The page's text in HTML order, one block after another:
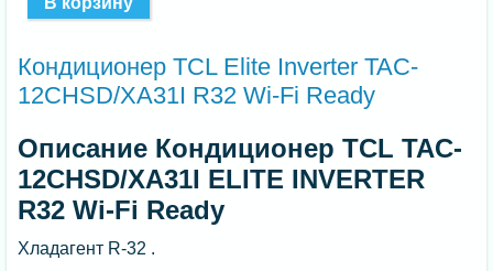
Кондиционер TCL Elite Inverter TAC-
12CHSD/XA31I R32 Wi-Fi Ready
Описание Кондиционер TCL TAC-
12CHSD/XA31I ELITE INVERTER
R32 Wi-Fi Ready
Хладагент R-32 .